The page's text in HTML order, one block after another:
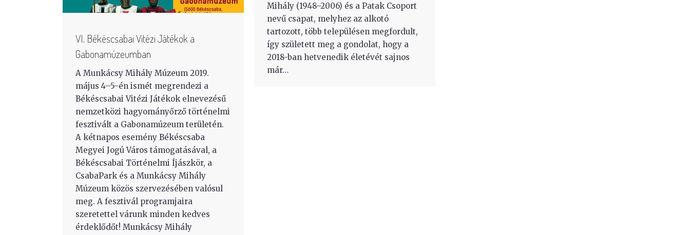
Mihály (1948–2006) és a Patak Csoport
nevű csapat, melyhez az alkotó
tartozott, több településen megfordult,
így született meg a gondolat, hogy a
2018-ban hetvenedik életévét sajnos
már…
VI. Békéscsabai Vitézi Játékok a
Gabonamúzeumban
A Munkácsy Mihály Múzeum 2019.
május 4–5-én ismét megrendezi a
Békéscsabai Vitézi Játékok elnevezésű
nemzetközi hagyományőrző történelmi
fesztivált a Gabonamúzeum területén.
A kétnapos esemény Békéscsaba
Megyei Jogú Város támogatásával, a
Békéscsabai Történelmi Íjászkör, a
CsabaPark és a Munkácsy Mihály
Múzeum közös szervezésében valósul
meg. A fesztivál programjaira
szeretettel várunk minden kedves
érdeklődőt! Munkácsy Mihály